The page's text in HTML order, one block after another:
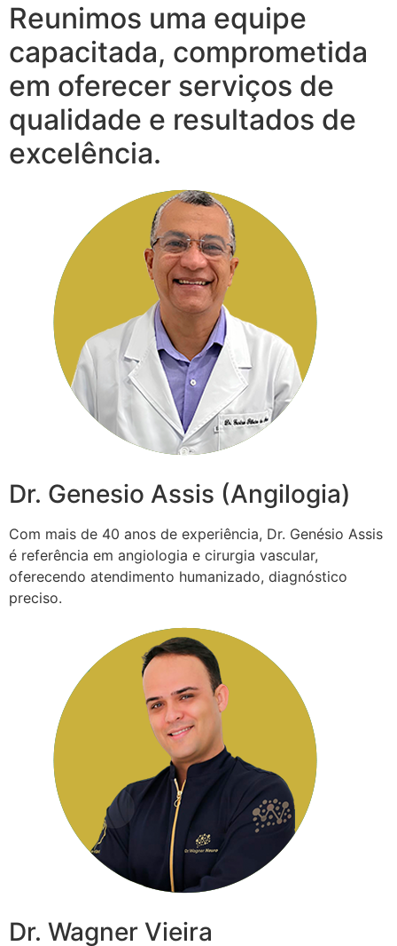
Reunimos uma equipe
capacitada, comprometida
em oferecer serviços de
qualidade e resultados de
excelência.
Dr. Genesio Assis (Angilogia)
Com mais de 40 anos de experiência, Dr. Genésio Assis
é referência em angiologia e cirurgia vascular,
oferecendo atendimento humanizado, diagnóstico
preciso.
Dr. Wagner Vieira